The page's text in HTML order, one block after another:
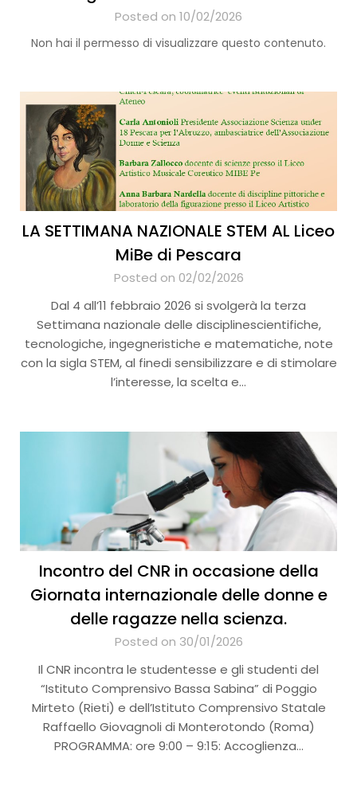
Posted on 10/02/2026
Non hai il permesso di visualizzare questo contenuto.
LA SETTIMANA NAZIONALE STEM AL Liceo
MiBe di Pescara
Posted on 02/02/2026
Dal 4 all’11 febbraio 2026 si svolgerà la terza
Settimana nazionale delle disciplinescientifiche,
tecnologiche, ingegneristiche e matematiche, note
con la sigla STEM, al finedi sensibilizzare e di stimolare
l’interesse, la scelta e…
Incontro del CNR in occasione della
Giornata internazionale delle donne e
delle ragazze nella scienza.
Posted on 30/01/2026
Il CNR incontra le studentesse e gli studenti del
“Istituto Comprensivo Bassa Sabina” di Poggio
Mirteto (Rieti) e dell’Istituto Comprensivo Statale
Raffaello Giovagnoli di Monterotondo (Roma)
PROGRAMMA: ore 9:00 – 9:15: Accoglienza…